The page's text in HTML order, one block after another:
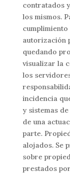
contratados
los mismos.
autorización
quedando
visualizar la
los
incidencia
y sistemas
de una
parte.
alojados. Se
sobre
prestados